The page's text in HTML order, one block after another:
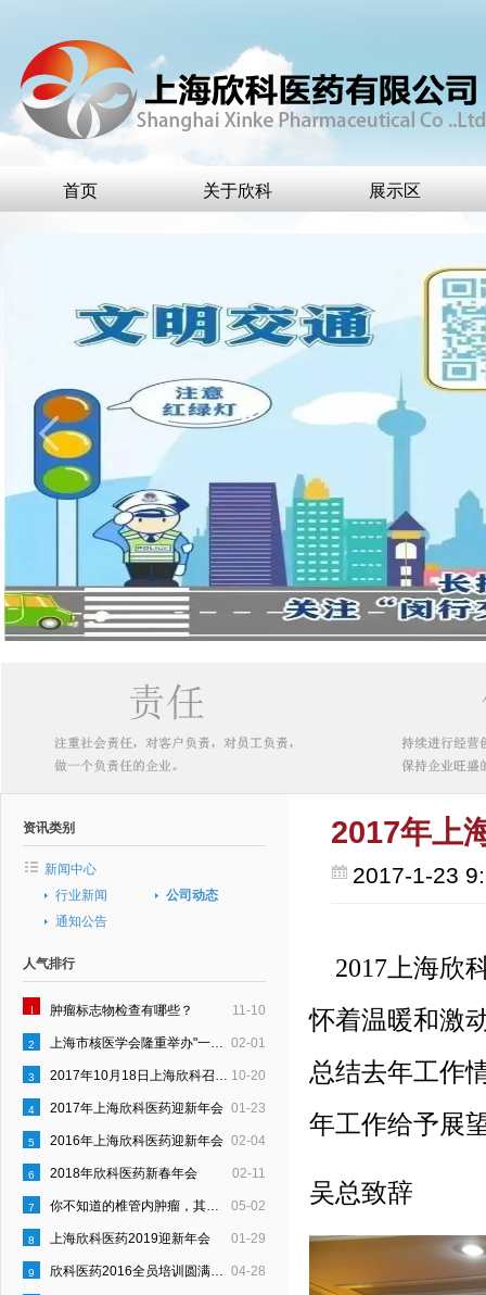
首页 关于欣科 展示区
资讯类别
新闻中心
行业新闻
公司动态
通知公告
人气排行
11-10
1 肿瘤标志物检查有哪些？
02-01
2 上海市核医学会隆重举办"一县一科"建设启动仪式
10-20
3 2017年10月18日上海欣科召开“员工行为约定”宣贯会
01-23
4 2017年上海欣科医药迎新年会
02-04
5 2016年上海欣科医药迎新年会
02-11
6 2018年欣科医药新春年会
05-02
7 你不知道的椎管内肿瘤，其实是这样的！
01-29
8 上海欣科医药2019迎新年会
04-28
9 欣科医药2016全员培训圆满结束
2017年上
2017-1-23
2017上海欣
怀着温暖和激
总结去年工作
年工作给予展
吴总致辞